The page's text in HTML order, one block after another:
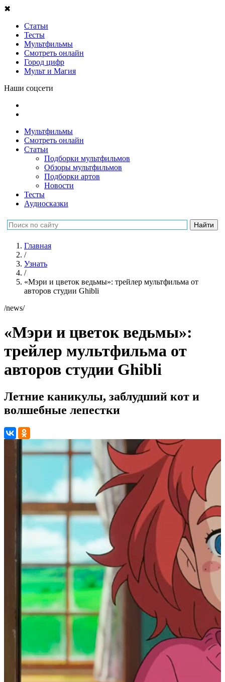
✖
Статьи
Тесты
Мультфильмы
Смотреть онлайн
Город цифр
Мульт и Магия
Наши соцсети
Мультфильмы
Смотреть онлайн
Статьи
Подборки мультфильмов
Обзоры мультфильмов
Подборки артов
Новости
Тесты
Аудиосказки
Главная
/
Узнать
/
«Мэри и цветок ведьмы»: трейлер мультфильма от
авторов студии Ghibli
/news/
«Мэри и цветок ведьмы»:
трейлер мультфильма от
авторов студии Ghibli
Летние каникулы, заблудший кот и
волшебные лепестки